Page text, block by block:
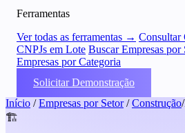
Ferramentas
Ver todas as ferramentas → Consultar
CNPJs em Lote Buscar Empresas por
Empresas por Categoria
Solicitar Demonstração
Início / Empresas por Setor / Construção/
🏗️